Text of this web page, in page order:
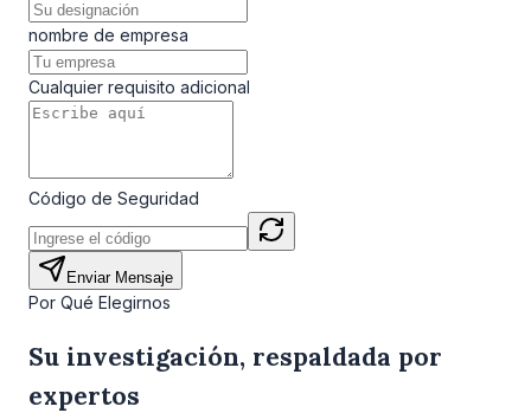
nombre de empresa
Cualquier requisito adicional
Código de Seguridad
Enviar Mensaje
Por Qué Elegirnos
Su investigación, respaldada por
expertos